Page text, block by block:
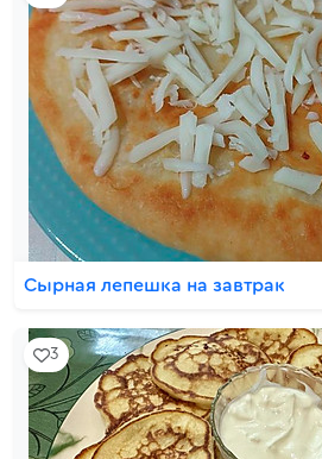
Сырная лепешка на завтрак
3